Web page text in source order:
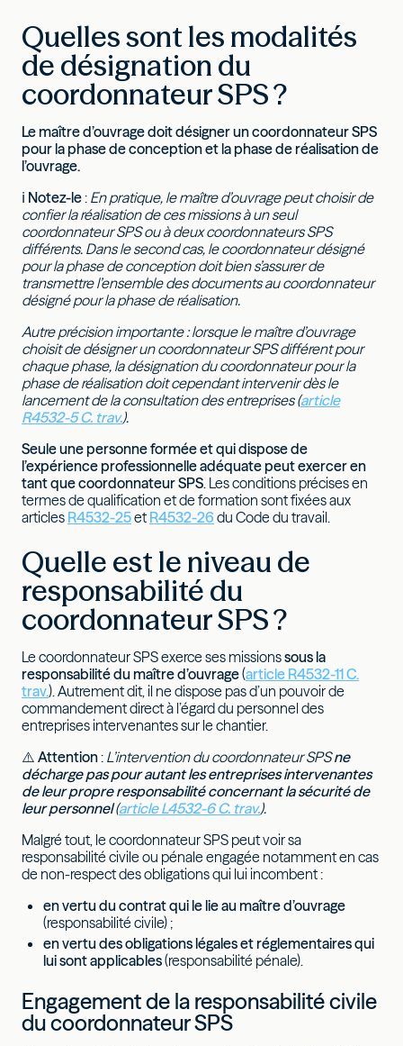
Quelles sont les modalités
de désignation du
coordonnateur SPS ?
Le maître d’ouvrage doit désigner un coordonnateur SPS
pour la phase de conception et la phase de réalisation de
l’ouvrage.
ℹ Notez-le: En pratique, le maître d’ouvrage peut choisir de
confier la réalisation de ces missions à un seul
coordonnateur SPS ou à deux coordonnateurs SPS
différents. Dans le second cas, le coordonnateur désigné
pour la phase de conception doit bien s’assurer de
transmettre l’ensemble des documents au coordonnateur
désigné pour la phase de réalisation.
Autre précision importante : lorsque le maître d’ouvrage
choisit de désigner un coordonnateur SPS différent pour
chaque phase, la désignation du coordonnateur pour la
phase de réalisation doit cependant intervenir dès le
lancement de la consultation des entreprises (article
R4532-5 C. trav.).
Seule une personne formée et qui dispose de
l’expérience professionnelle adéquate peut exercer en
tant que coordonnateur SPS. Les conditions précises en
termes de qualification et de formation sont fixées aux
articles R4532-25et R4532-26 du Code du travail.
Quelle est le niveau de
responsabilité du
coordonnateur SPS ?
Le coordonnateur SPS exerce ses missionssous la
responsabilité du maître d’ouvrage(article R4532-11 C.
trav.). Autrement dit, il ne dispose pas d’un pouvoir de
commandement direct à l’égard du personnel des
entreprises intervenantes sur le chantier.
⚠️ Attention: L’intervention du coordonnateur SPSne
décharge pas pour autant les entreprises intervenantes
de leur propre responsabilité concernant la sécurité de
leur personnel(article L4532-6 C. trav.).
Malgré tout, le coordonnateur SPS peut voir sa
responsabilité civile ou pénale engagée notamment en cas
de non-respect des obligations qui lui incombent :
en vertu du contrat qui le lie au maître d’ouvrage
(responsabilité civile) ;
en vertu des obligations légales et réglementaires qui
lui sont applicables(responsabilité pénale).
Engagement de la responsabilité civile
du coordonnateur SPS